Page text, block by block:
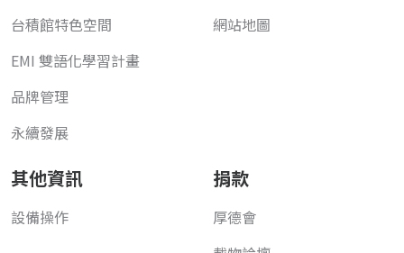
台積館特色空間
EMI 雙語化學習計畫
品牌管理
永續發展
網站地圖
其他資訊
設備操作
捐款
厚德會